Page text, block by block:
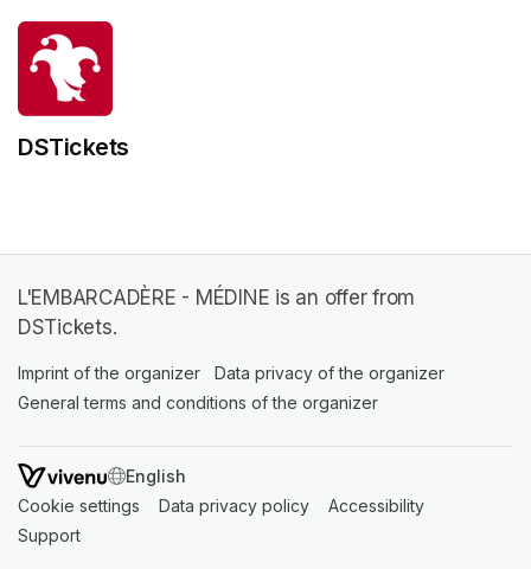
DSTickets
L'EMBARCADÈRE - MÉDINE is an offer from
DSTickets.
Imprint of the organizer (opens in a new tab)
Data privacy of the organizer
General terms and conditions of the organizer
SWITCH LANGUAGE
Cookie settings (opens in a new tab)
Data privacy policy (opens in a new tab)
Accessibility
Support